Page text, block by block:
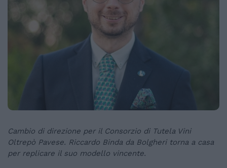
Cambio di direzione per il Consorzio di Tutela Vini
Oltrepò Pavese. Riccardo Binda da Bolgheri torna a casa
per replicare il suo modello vincente.